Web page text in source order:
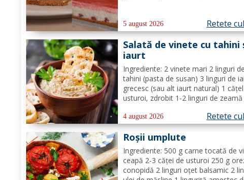
smântână pentru frișcă 4 foi de
hidratate în apă rece...
5 august 2026 Retete
Salată de vinete cu tahini
iaurt
Ingrediente: 2 vinete mari 2 linguri de
tahini (pasta de susan) 3 linguri de
grecesc (sau alt iaurt natural) 1
usturoi, zdrobit 1-2 linguri de zeamă
Opțional: pătrunjel proaspăt tocat
decor Mod de preparare: Coace
pe grătar sau în...
4 august 2026 Retete
Roșii umplute
Ingrediente: 500 g carne tocată de
ceapă 2-3 căței de usturoi 250 g
conopidă 2 linguri oțet balsamic 2